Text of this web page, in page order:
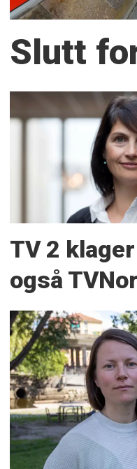
Slutt
TV 2
også